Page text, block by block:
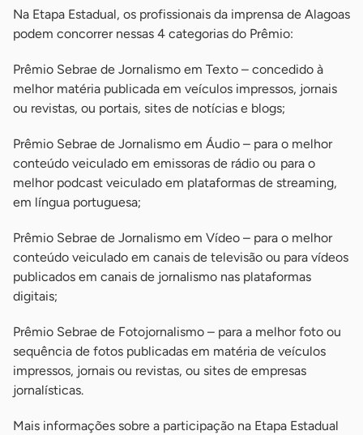
Na Etapa Estadual, os profissionais da imprensa de Alagoas
podem concorrer nessas 4 categorias do Prêmio:
Prêmio Sebrae de Jornalismo em Texto – concedido à
melhor matéria publicada em veículos impressos, jornais
ou revistas, ou portais, sites de notícias e blogs;
Prêmio Sebrae de Jornalismo em Áudio – para o melhor
conteúdo veiculado em emissoras de rádio ou para o
melhor podcast veiculado em plataformas de streaming,
em língua portuguesa;
Prêmio Sebrae de Jornalismo em Vídeo – para o melhor
conteúdo veiculado em canais de televisão ou para vídeos
publicados em canais de jornalismo nas plataformas
digitais;
Prêmio Sebrae de Fotojornalismo – para a melhor foto ou
sequência de fotos publicadas em matéria de veículos
impressos, jornais ou revistas, ou sites de empresas
jornalísticas.
Mais informações sobre a participação na Etapa Estadual